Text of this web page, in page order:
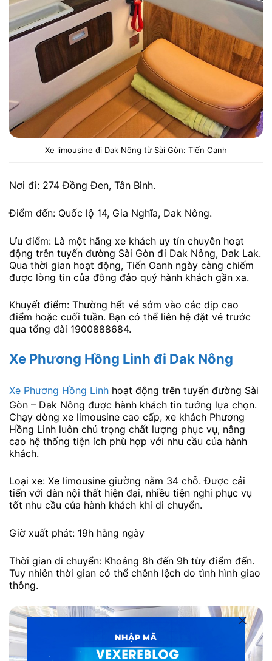
Xe limousine đi Dak Nông từ Sài Gòn: Tiến Oanh
Nơi đi: 274 Đồng Đen, Tân Bình.
Điểm đến: Quốc lộ 14, Gia Nghĩa, Dak Nông.
Ưu điểm: Là một hãng xe khách uy tín chuyên hoạt
động trên tuyến đường Sài Gòn đi Dak Nông, Dak Lak.
Qua thời gian hoạt động, Tiến Oanh ngày càng chiếm
được lòng tin của đông đảo quý hành khách gần xa.
Khuyết điểm: Thường hết vé sớm vào các dịp cao
điểm hoặc cuối tuần. Bạn có thể liên hệ đặt vé trước
qua tổng đài 1900888684.
Xe Phương Hồng Linh đi Dak Nông
Xe Phương Hồng Linh hoạt động trên tuyến đường Sài
Gòn – Dak Nông được hành khách tin tưởng lựa chọn.
Chạy dòng xe limousine cao cấp, xe khách Phương
Hồng Linh luôn chú trọng chất lượng phục vụ, nâng
cao hệ thống tiện ích phù hợp với nhu cầu của hành
khách.
Loại xe: Xe limousine giường nằm 34 chỗ. Được cải
tiến với dàn nội thất hiện đại, nhiều tiện nghi phục vụ
tốt nhu cầu của hành khách khi di chuyển.
Giờ xuất phát: 19h hằng ngày
Thời gian di chuyển: Khoảng 8h đến 9h tùy điểm đến.
Tuy nhiên thời gian có thể chênh lệch do tình hình giao
thông.